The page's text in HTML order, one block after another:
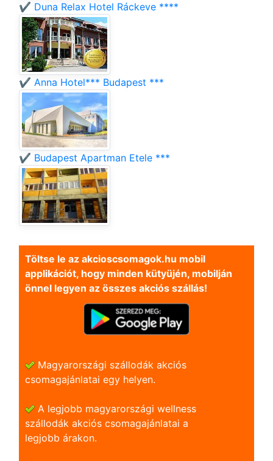
✔️ Duna Relax Hotel Ráckeve ****
✔️ Anna Hotel*** Budapest ***
✔️ Budapest Apartman Etele ***
Töltse le az akcioscsomagok.hu mobil
applikációt, hogy minden kütyüjén, mobilján
önnel legyen az összes akciós szállás!
Magyarországi szállodák akciós
csomagajánlatai egy helyen.
A legjobb magyarországi wellness
szállodák akciós csomagajánlatai a
legjobb árakon.